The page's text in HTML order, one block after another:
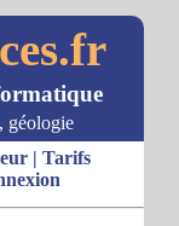
géologie
| Tarifs